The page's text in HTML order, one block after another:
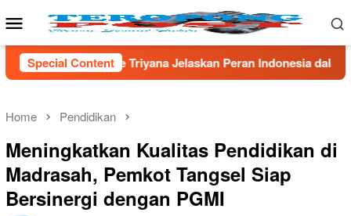
to
Mobile
Menu
Special Content
Peran Indonesia dalam Sains Global *Tak
Home Pendidikan
Meningkatkan Kualitas Pendidikan di
Madrasah, Pemkot Tangsel Siap
Bersinergi dengan PGMI